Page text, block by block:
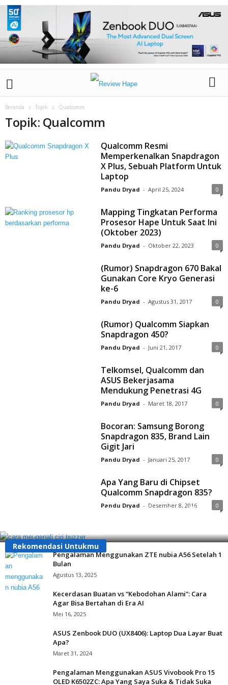
Beranda Topik Qualcomm
Topik: Qualcomm
Qualcomm Resmi
Memperkenalkan Snapdragon
X Plus, Sebuah Platform Untuk
Laptop
Pandu Dryad - April 25, 2024 0
Mapping Tingkatan Performa
Prosesor Hape Untuk Saat Ini
(Oktober 2023)
Pandu Dryad - Oktober 22, 2023 0
(Rumor) Snapdragon 670 Bakal
Gunakan Core Kryo Generasi
ke-6
Pandu Dryad - Agustus 31, 2017 0
(Rumor) Qualcomm Siapkan
Snapdragon 450?
Pandu Dryad - Juni 21, 2017 0
Telkomsel, Qualcomm dan
ASUS Bekerjasama
Mendukung Penetrasi 4G
Pandu Dryad - Maret 18, 2017 0
Bocoran: Samsung Borong
Snapdragon 835, Brand Lain
Gigit Jari
Pandu Dryad - Januari 25, 2017 0
Apa Yang Baru di Chipset
Qualcomm Snapdragon 835?
Pandu Dryad - Desember 8, 2016 0
Rekomendasi Untukmu
Apa Itu Buzzer? Ini Cara Mengenalinya Agar Tidak
Pandu Dryad - September 3, 2025
Pengalaman Menggunakan ZTE nubia A56 Setelah 1
Bulan
Agustus 13, 2025
Kecerdasan Buatan vs “Kebodohan Alami”: Cara
Agar Bisa Bertahan di Era AI
Mei 16, 2025
ASUS Zenbook DUO (UX8406): Laptop Dua Layar Buat
Apa?
Maret 31, 2024
Pengalaman Menggunakan ASUS Vivobook Pro 15
OLED K6502ZC: Apa Yang Saya Suka & Tidak Suka